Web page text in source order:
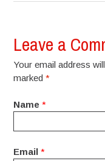
Leave a
Your email address
marked*
Name *
Email *